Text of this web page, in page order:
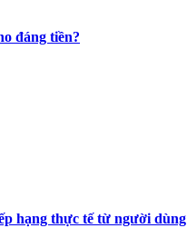
đáng tiền?
hạng thực tế từ người dùng